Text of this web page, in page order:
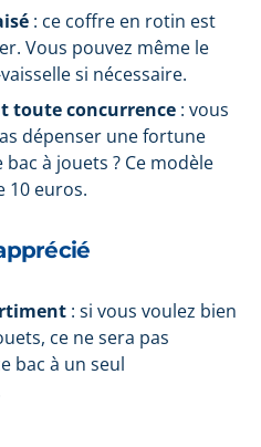
: ce coffre en rotin est
Vous pouvez même le
si nécessaire.
toute concurrence : vous
dépenser une fortune
à jouets ? Ce modèle
10 euros.
: si vous voulez bien
ce ne sera pas
bac à un seul